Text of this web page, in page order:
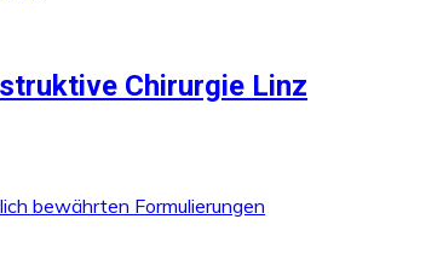
Chirurgie Linz